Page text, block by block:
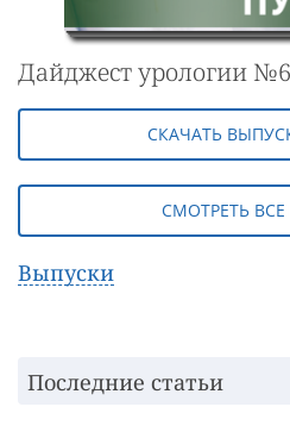
Дайджест урологии №6
СКАЧАТЬ
СМОТРЕТЬ
Выпуски
Последние статьи